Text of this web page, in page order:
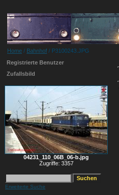
Home / Bahnhof / P3100243.JPG
Registrierte Benutzer
Zufallsbild
04231_110_06B_06-b.jpg
Zugriffe: 3357
Erweiterte Suche